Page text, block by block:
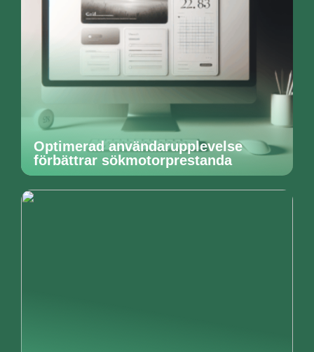
Optimerad användarupplevelse
förbättrar sökmotorprestanda